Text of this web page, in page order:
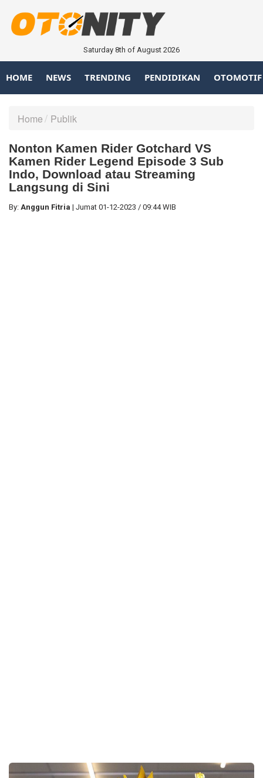
Saturday 8th of August 2026
HOME NEWS TRENDING PENDIDIKAN OTOMOTIF
Home Publik
Nonton Kamen Rider Gotchard VS
Kamen Rider Legend Episode 3 Sub
Indo, Download atau Streaming
Langsung di Sini
By: Anggun Fitria | Jumat 01-12-2023 / 09:44 WIB